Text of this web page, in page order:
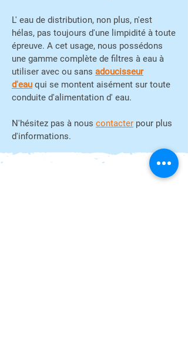
L' eau de distribution, non plus, n'est
hélas, pas toujours d'une limpidité à toute
épreuve. A cet usage, nous possédons
une gamme complète de filtres à eau à
utiliser avec ou sans adoucisseur
d'eau qui se montent aisément sur toute
conduite d'alimentation d' eau.
N'hésitez pas à nous contacter pour plus
d'informations.